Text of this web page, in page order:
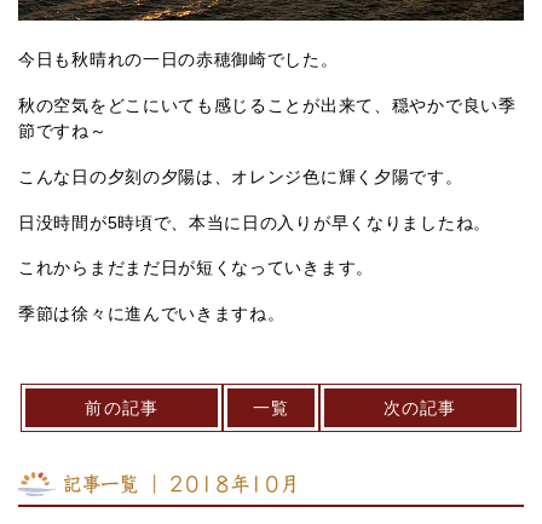
今日も秋晴れの一日の赤穂御崎でした。
秋の空気をどこにいても感じることが出来て、穏やかで良い季
節ですね～
こんな日の夕刻の夕陽は、オレンジ色に輝く夕陽です。
日没時間が5時頃で、本当に日の入りが早くなりましたね。
これからまだまだ日が短くなっていきます。
季節は徐々に進んでいきますね。
前の記事 一覧 次の記事
記事一覧 ｜ 2018年10月